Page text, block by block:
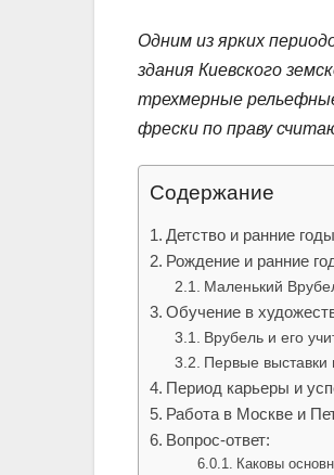
Одним из ярких
здания Киевского
трехмерные
фрески по праву
Содержание
Детство и ранние годы
Рождение и ранние
Маленький
Обучение в
Врубель и его
Первые выставки
Период карьеры и
Работа в Москве и
Вопрос-ответ:
Каковы